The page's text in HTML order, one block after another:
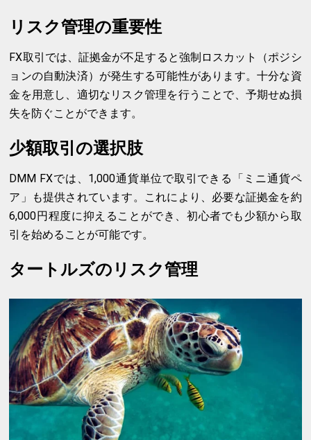
リスク管理の重要性
FX取引では、証拠金が不足すると強制ロスカット（ポジシ
ョンの自動決済）が発生する可能性があります。十分な資
金を用意し、適切なリスク管理を行うことで、予期せぬ損
失を防ぐことができます。
少額取引の選択肢
DMM FXでは、1,000通貨単位で取引できる「ミニ通貨ペ
ア」も提供されています。これにより、必要な証拠金を約
6,000円程度に抑えることができ、初心者でも少額から取
引を始めることが可能です。
タートルズのリスク管理